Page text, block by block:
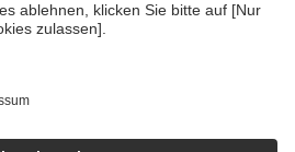
dass es sich um echte Bewertungen
de/articles/4419944605341